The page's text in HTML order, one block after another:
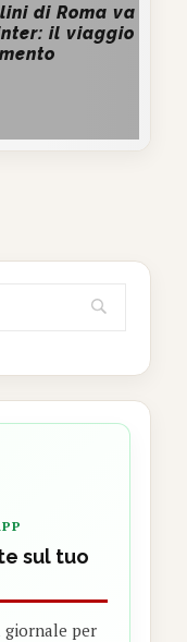
di Roma va
il viaggio
sul tuo
giornale per